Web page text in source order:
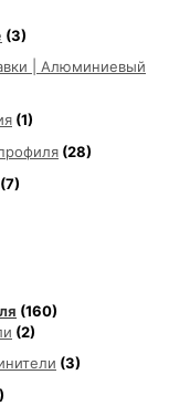
(3)
| Алюминиевый
(1)
(28)
(7)
(160)
(2)
(3)